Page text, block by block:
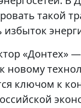
такой
избыток
«Донтех»
новому
ключом к